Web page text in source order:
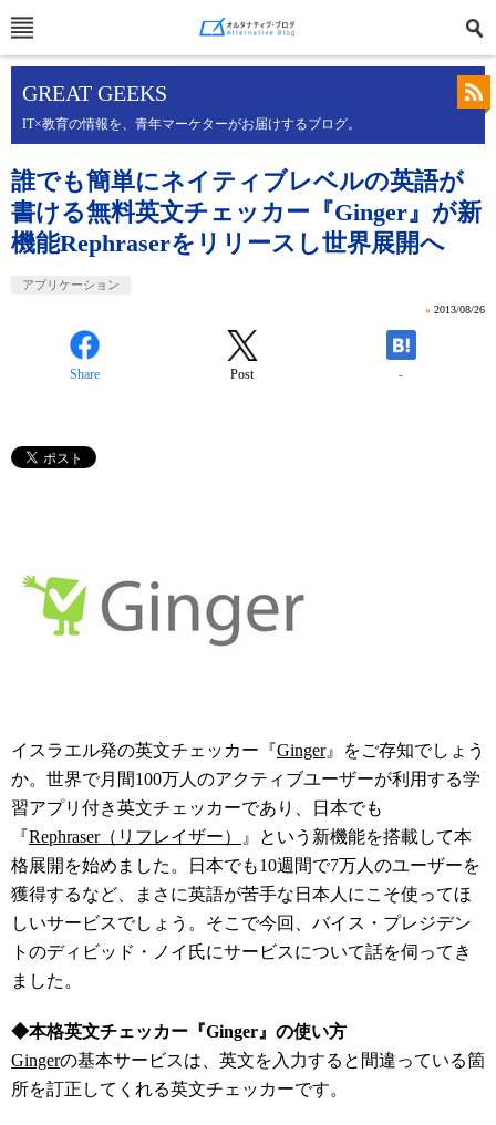
GREAT GEEKS
IT×教育の情報を、青年マーケターがお届けするブログ。
誰でも簡単にネイティブレベルの英語が
書ける無料英文チェッカー『Ginger』が新
機能Rephraserをリリースし世界展開へ
アプリケーション
» 2013/08/26
Share Post -
イスラエル発の英文チェッカー『Ginger』をご存知でしょう
か。世界で月間100万人のアクティブユーザーが利用する学
習アプリ付き英文チェッカーであり、日本でも
『Rephraser（リフレイザー）
』という新機能を搭載して本
格展開を始めました。日本でも10週間で7万人のユーザーを
獲得するなど、まさに英語が苦手な日本人にこそ使ってほ
しいサービスでしょう。そこで今回、バイス・プレジデン
トのディビッド・ノイ氏にサービスについて話を伺ってき
ました。
◆本格英文チェッカー『Ginger』の使い方
Gingerの基本サービスは、英文を入力すると間違っている箇
所を訂正してくれる英文チェッカーです。